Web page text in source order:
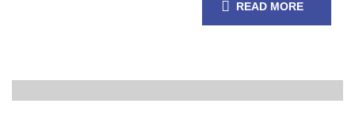
READ MORE
24